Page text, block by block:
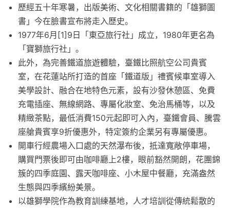
歷經五十年寒暑，出版美術、文化相關書籍的「雄獅圖
書」今在臉書宣布將走入歷史。
1977年6月[1]9日「東亞旅行社」成立，1980年更名為
「寶獅旅行社」。
此外，為完善鐵道旅遊體驗，臺鐵比照航空公司貴賓
室，在花蓮站所打造的首座「鐵道版」禮賓候車室導入
美學設計、融合在地特色元素，設有沙發休憩區、免費
充電插座、無線網路、專屬化妝室、免治馬桶等，以及
精緻茶點，最低消費150元起即可入內，臺鐵會員、騰雲
座艙貴賓享9折優惠外，特定簽約企業另有專屬優惠。
開車行經農場入口處的天然瀑布後，抵達寬敞停車場，
購買門票後即可由咖啡廳上2樓，眼前豁然開朗，花團錦
簇的四季庭園、露天咖啡座、小木屋中餐廳，充滿盎然
生態與四季繽紛美景。
以雄獅學院作為教育訓練基地，人才培訓從傳統鬆散的